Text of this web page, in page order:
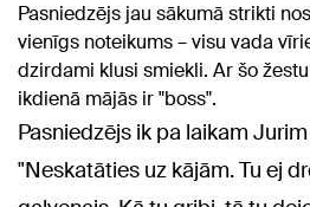
Pasniedzējs jau sākumā strikti
vienīgs noteikums – visu vada
dzirdami klusi smiekli. Ar šo
ikdienā mājās ir "boss".
Pasniedzējs ik pa laikam
"Neskatāties uz kājām. Tu ej